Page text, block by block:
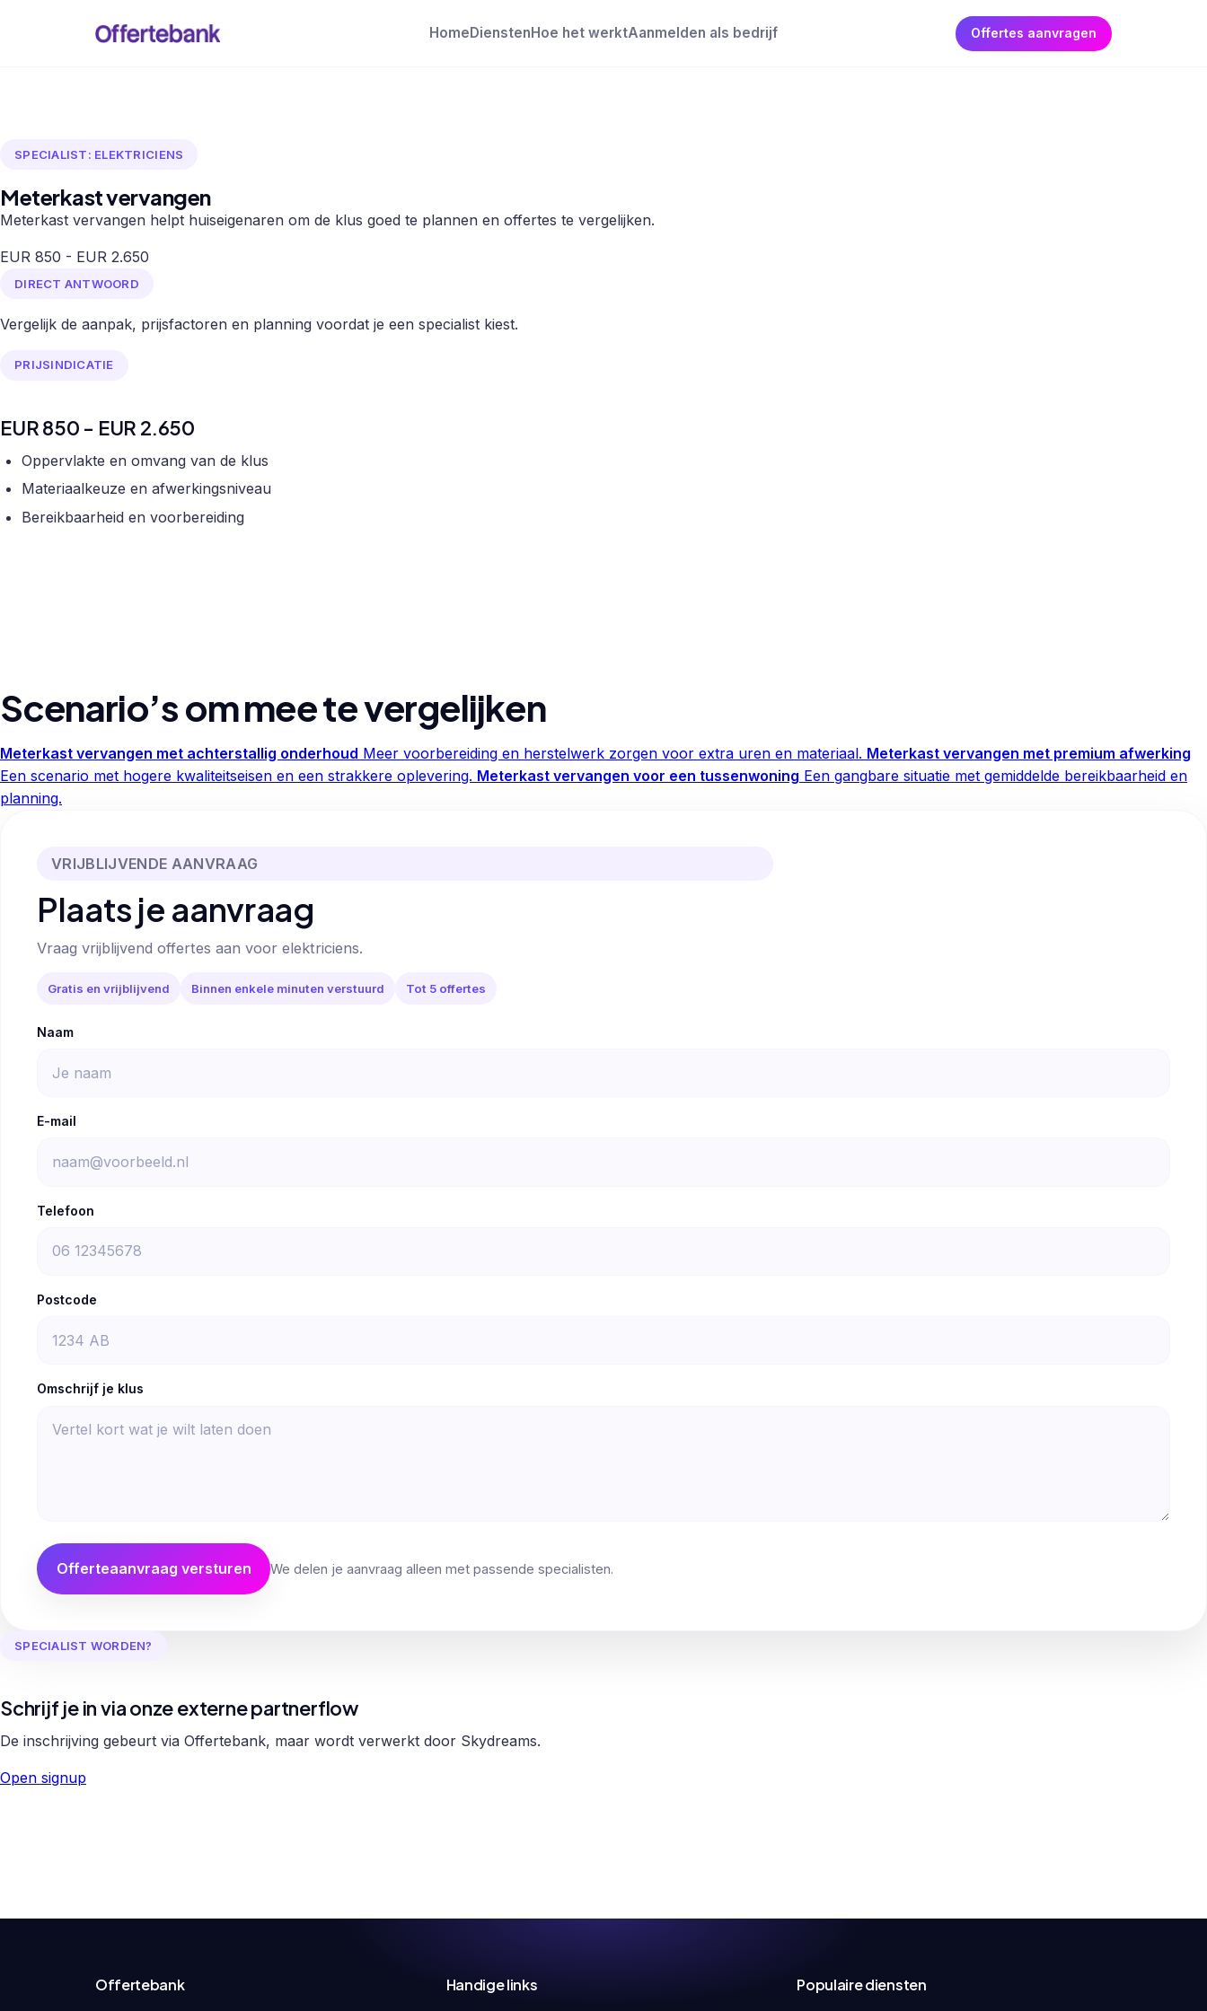
Home Diensten Hoe het werktAanmelden als bedrijf Offertes aanvragen
SPECIALIST: ELEKTRICIENS
Meterkast vervangen
Meterkast vervangen helpt huiseigenaren om de klus goed te plannen en offertes te vergelijken.
EUR 850 - EUR 2.650
DIRECT ANTWOORD
Vergelijk de aanpak, prijsfactoren en planning voordat je een specialist kiest.
PRIJSINDICATIE
EUR 850 - EUR 2.650
Oppervlakte en omvang van de klus
Materiaalkeuze en afwerkingsniveau
Bereikbaarheid en voorbereiding
Scenario’s om mee te vergelijken
Meterkast vervangen met achterstallig onderhoud Meer voorbereiding en herstelwerk zorgen voor extra uren en materiaal. Meterkast vervangen met premium afwerking
Een scenario met hogere kwaliteitseisen en een strakkere oplevering. Meterkast vervangen voor een tussenwoning Een gangbare situatie met gemiddelde bereikbaarheid en
planning.
VRIJBLIJVENDE AANVRAAG
Plaats je aanvraag
Vraag vrijblijvend offertes aan voor elektriciens.
Gratis en vrijblijvend Binnen enkele minuten verstuurd Tot 5 offertes
Naam
E-mail
Telefoon
Postcode
Omschrijf je klus
Offerteaanvraag versturen We delen je aanvraag alleen met passende specialisten.
SPECIALIST WORDEN?
Schrijf je in via onze externe partnerflow
De inschrijving gebeurt via Offertebank, maar wordt verwerkt door Skydreams.
Open signup
Offertebank Handige links Populaire diensten